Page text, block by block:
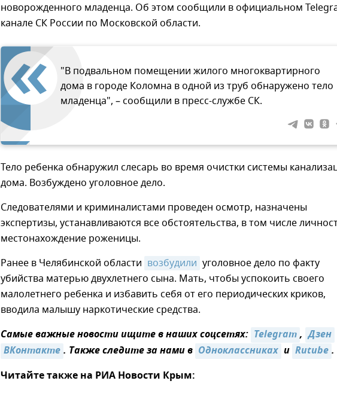
новорожденного младенца. Об этом сообщили в официальном
канале СК России по Московской области.
"В подвальном помещении жилого многоквартирного
дома в городе Коломна в одной из труб обнаружено тело
младенца", – сообщили в пресс-службе СК.
Тело ребенка обнаружил слесарь во время очистки системы
дома. Возбуждено уголовное дело.
Следователями и криминалистами проведен осмотр, назначены
экспертизы, устанавливаются все обстоятельства, в том числе
местонахождение роженицы.
Ранее в Челябинской области возбудили уголовное дело по факту
убийства матерью двухлетнего сына. Мать, чтобы успокоить своего
малолетнего ребенка и избавить себя от его периодических криков,
вводила малышу наркотические средства.
Самые важные новости ищите в наших соцсетях: Telegram, Дзен
ВКонтакте. Также следите за нами в Одноклассниках и Rutube.
Читайте также на РИА Новости Крым: